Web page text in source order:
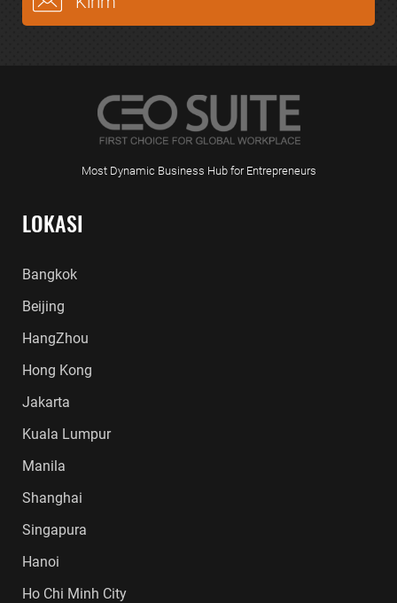
Most Dynamic Business Hub for Entrepreneurs
LOKASI
Bangkok
Beijing
HangZhou
Hong Kong
Jakarta
Kuala Lumpur
Manila
Shanghai
Singapura
Hanoi
Ho Chi Minh City